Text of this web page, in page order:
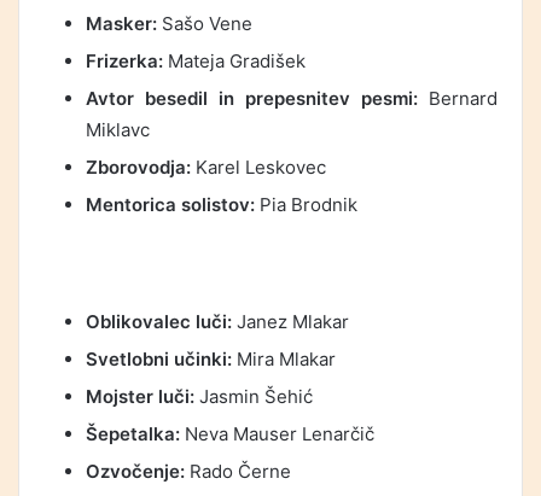
Masker: Sašo Vene
Frizerka: Mateja Gradišek
Avtor besedil in prepesnitev pesmi: Bernard
Miklavc
Zborovodja: Karel Leskovec
Mentorica solistov: Pia Brodnik
Oblikovalec luči: Janez Mlakar
Svetlobni učinki: Mira Mlakar
Mojster luči: Jasmin Šehić
Šepetalka: Neva Mauser Lenarčič
Ozvočenje: Rado Černe